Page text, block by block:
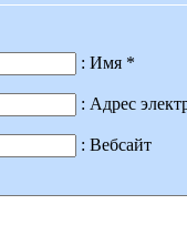
: Имя *
: Адрес
: Вебсайт